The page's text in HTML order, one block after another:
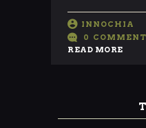
INNOCHIA
0
READ MORE